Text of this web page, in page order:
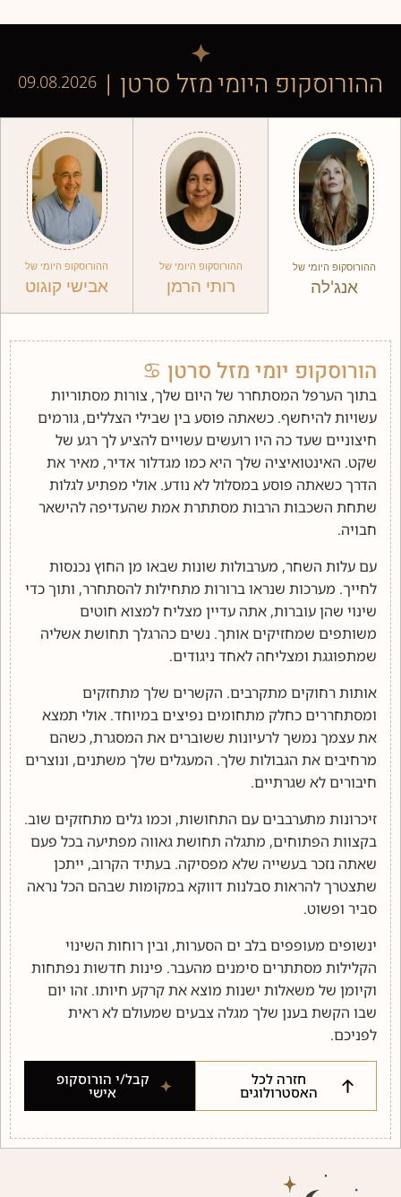
ההורוסקופ היומימזל סרטן |
09.08.2026
ההורוסקופ היומי של
אנג'לה
ההורוסקופ היומי של
רותי הרמן
ההורוסקופ היומי של
אבישי קוגוט
הורוסקופ יומי מזל סרטן ♋︎
בתוך הערפל המסתחרר של היום שלך, צורות מסתוריות
עשויות להיחשף. כשאתה פוסע בין שבילי הצללים, גורמים
חיצוניים שעד כה היו רועשים עשויים להציע לך רגע של
שקט. האינטואיציה שלך היא כמו מגדלור אדיר, מאיר את
הדרך כשאתה פוסע במסלול לא נודע. אולי מפתיע לגלות
שתחת השכבות הרבות מסתתרת אמת שהעדיפה להישאר
חבויה.
עם עלות השחר, מערבולות שונות שבאו מן החוץ נכנסות
לחייך. מערכות שנראו ברורות מתחילות להסתחרר, ותוך כדי
שינוי שהן עוברות, אתה עדיין מצליח למצוא חוטים
משותפים שמחזיקים אותך. נשים כהרגלך תחושת אשליה
שמתפוגגת ומצליחה לאחד ניגודים.
אותות רחוקים מתקרבים. הקשרים שלך מתחזקים
ומסתחררים כחלק מתחומים נפיצים במיוחד. אולי תמצא
את עצמך נמשך לרעיונות ששוברים את המסגרת, כשהם
מרחיבים את הגבולות שלך. המעגלים שלך משתנים, ונוצרים
חיבורים לא שגרתיים.
זיכרונות מתערבבים עם התחושות, וכמו גלים מתחזקים שוב.
בקצוות הפתוחים, מתגלה תחושת גאווה מפתיעה בכל פעם
שאתה נזכר בעשייה שלא מפסיקה. בעתיד הקרוב, ייתכן
שתצטרך להראות סבלנות דווקא במקומות שבהם הכל נראה
סביר ופשוט.
ינשופים מעופפים בלב ים הסערות, ובין רוחות השינוי
הקלילות מסתתרים סימנים מהעבר. פינות חדשות נפתחות
וקיומן של משאלות ישנות מוצא את קרקע חיותו. זהו יום
שבו הקשת בענן שלך מגלה צבעים שמעולם לא ראית
לפניכם.
חזרה לכל
האסטרולוגים
קבל/י הורוסקופ
אישי